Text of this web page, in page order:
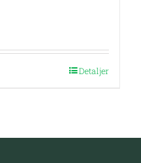
Detaljer